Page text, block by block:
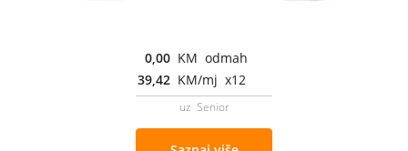
0,00 KM odmah
39,42 KM/mj x12
uz Senior